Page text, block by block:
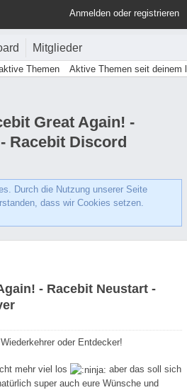
Anmelden oder registrieren
Mitglieder
Themen Aktive Themen seit deinem
Great Again! -
Racebit Discord
Durch die Nutzung unserer Seite
dass wir Cookies setzen.
- Racebit Neustart -
oder Entdecker!
mehr viel los
aber das soll sich
super auch eure Wünsche und